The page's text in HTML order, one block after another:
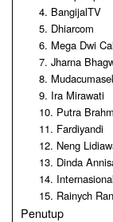
4. BangijalTV
5. Dhiarcom
6. Mega Dwi
7. Jharna
8.
9. Ira Mirawati
10. Putra
11. Fardiyandi
12. Neng
13. Dinda
14.
15. Rainych Ran
Penutup